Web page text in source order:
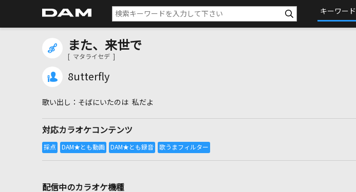
キーワード
また、来世で
[ マタライセデ ]
8utterfly
そばにいたのは 私だよ
対応カラオケコンテンツ
配信中のカラオケ機種